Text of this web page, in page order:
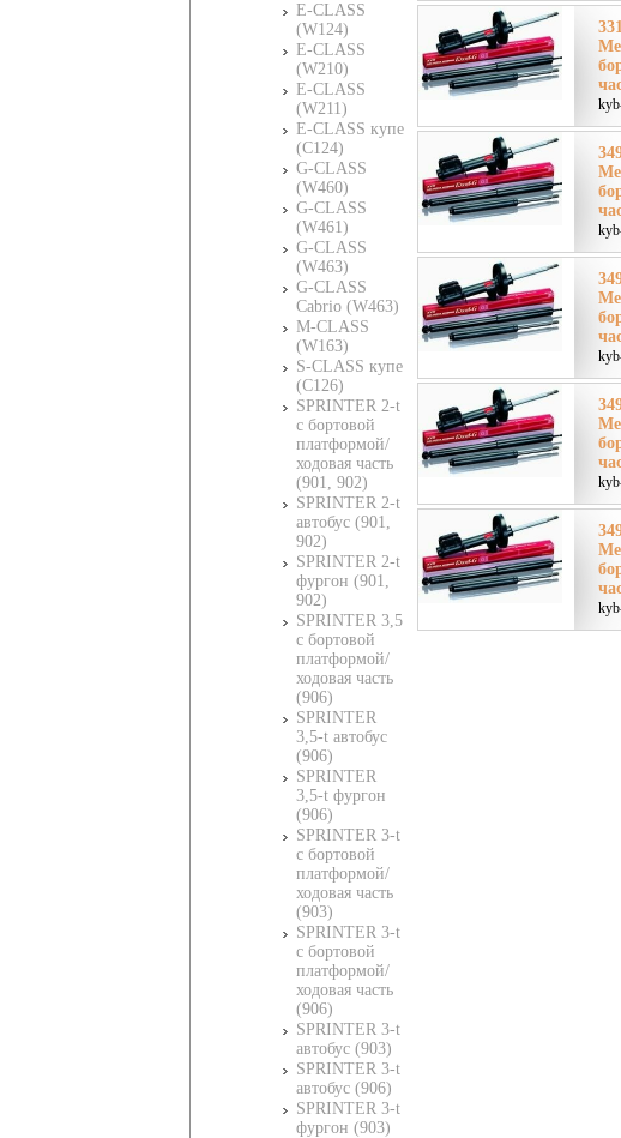
E-CLASS
(W124)
E-CLASS
(W210)
E-CLASS
(W211)
E-CLASS купе
(C124)
G-CLASS
(W460)
G-CLASS
(W461)
G-CLASS
(W463)
G-CLASS
Cabrio (W463)
M-CLASS
(W163)
S-CLASS купе
(C126)
SPRINTER 2-t
c бортовой
платформой/
ходовая часть
(901, 902)
SPRINTER 2-t
автобус (901,
902)
SPRINTER 2-t
фургон (901,
902)
SPRINTER 3,5
c бортовой
платформой/
ходовая часть
(906)
SPRINTER
3,5-t автобус
(906)
SPRINTER
3,5-t фургон
(906)
SPRINTER 3-t
c бортовой
платформой/
ходовая часть
(903)
SPRINTER 3-t
c бортовой
платформой/
ходовая часть
(906)
SPRINTER 3-t
автобус (903)
SPRINTER 3-t
автобус (906)
SPRINTER 3-t
фургон (903)